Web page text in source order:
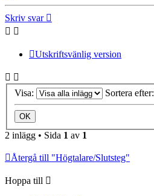
Skriv svar
Utskriftsvänlig version
Visa: Sortera efter:
2 inlägg • Sida 1 av 1
Återgå till "Högtalare/Slutsteg"
Hoppa till